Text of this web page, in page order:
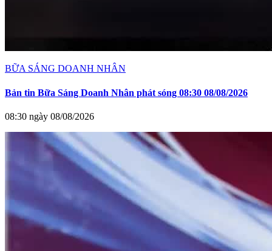
BỮA SÁNG DOANH NHÂN
Bản tin Bữa Sáng Doanh Nhân phát sóng 08:30 08/08/2026
08:30 ngày 08/08/2026